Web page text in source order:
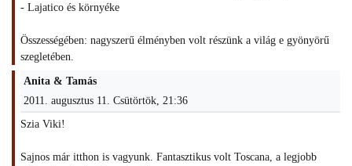
- Lajatico és környéke
Összességében: nagyszerű élményben volt részünk a világ e gyönyörű
szegletében.
Anita & Tamás
2011. augusztus 11. Csütörtök, 21:36
Szia Viki!
Sajnos már itthon is vagyunk. Fantasztikus volt Toscana, a legjobb